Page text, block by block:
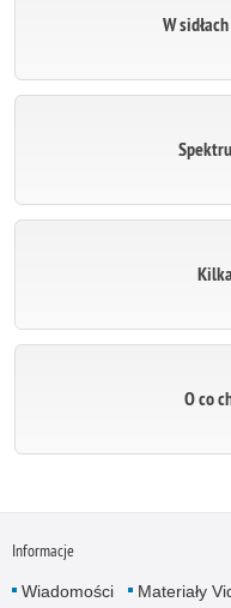
W
O co
Informacje
Wiadomości Materiały